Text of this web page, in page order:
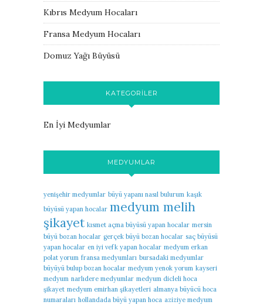
Kıbrıs Medyum Hocaları
Fransa Medyum Hocaları
Domuz Yağı Büyüsü
KATEGORILER
En İyi Medyumlar
MEDYUMLAR
yenişehir medyumlar büyü yapanı nasıl bulurum kaşık
büyüsü yapan hocalar medyum melih
şikayet kısmet açma büyüsü yapan hocalar mersin
büyü bozan hocalar gerçek büyü bozan hocalar saç büyüsü
yapan hocalar en iyi vefk yapan hocalar medyum erkan
polat yorum fransa medyumları bursadaki medyumlar
büyüyü bulup bozan hocalar medyum yenok yorum kayseri
medyum narlıdere medyumlar medyum dicleli hoca
şikayet medyum emirhan şikayetleri almanya büyücü hoca
numaraları hollandada büyü yapan hoca aziziye medyum